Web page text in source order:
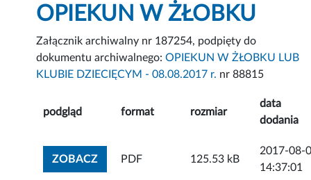
OPIEKUN W ŻŁOBKU
Załącznik archiwalny nr 187254, podpięty do
dokumentu archiwalnego:OPIEKUN W ŻŁOBKU LUB
KLUBIE DZIECIĘCYM - 08.08.2017 r. nr 88815
podgląd format rozmiar
data
dodania
ZOBACZZOBACZ ZAŁĄCZNIK
PDF 125.53 kB
2017-08-
14:37:01